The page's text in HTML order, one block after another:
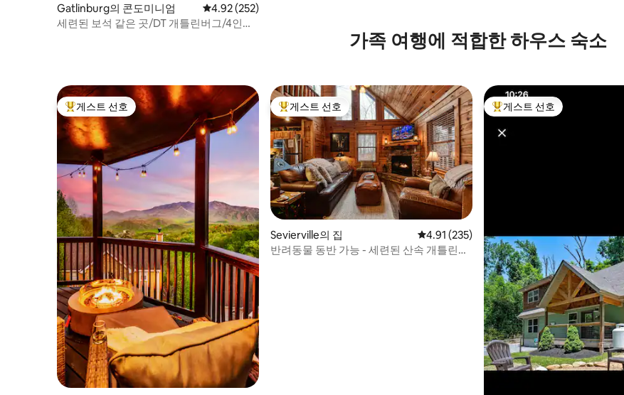
Gatlinburg의 콘도미니엄 평점 4.92점(5점 만점), 후기 252개
4.92 (252)
세련된 보석 같은 곳/DT 개틀린버그/4인용/
가족 여행에 적합한 하우스 숙소
상위 게스트 선호
게스트 선호 상위 게스트 선호
게스트 선호
Sevierville의 집 평점 4.91점(5점 만점), 후기 235개
4.91 (235)
반려동물 동반 가능 - 세련된 산속 개틀린버
상위 게스트 선호
게스트 선호